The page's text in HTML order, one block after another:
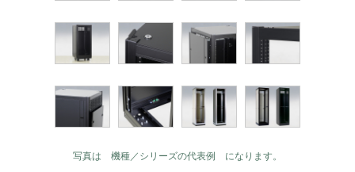
写真は 機種／シリーズの代表例 になります。